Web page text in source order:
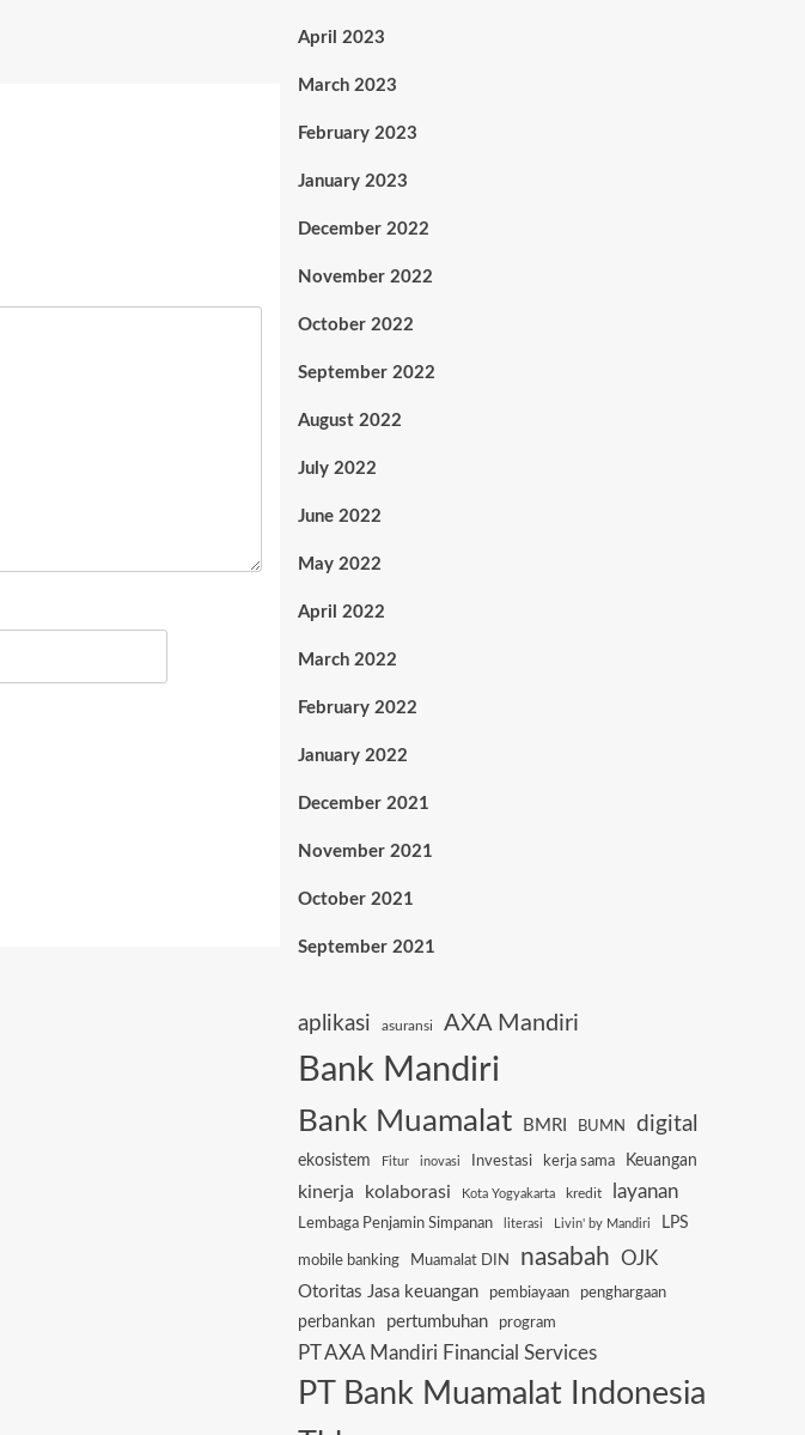
April 2023
March 2023
February 2023
January 2023
December 2022
November 2022
October 2022
September 2022
August 2022
July 2022
June 2022
May 2022
April 2022
March 2022
February 2022
January 2022
December 2021
November 2021
October 2021
September 2021
aplikasi asuransi AXA Mandiri
Bank Mandiri
Bank Muamalat BMRI BUMN digital
ekosistem Fitur inovasi Investasi kerja sama Keuangan
kinerja kolaborasi Kota Yogyakarta kredit layanan
Lembaga Penjamin Simpanan literasi Livin' by Mandiri LPS
mobile banking Muamalat DIN nasabah OJK
Otoritas Jasa keuangan pembiayaan
penghargaan
perbankan
pertumbuhan program
PT AXA Mandiri Financial Services
PT Bank Muamalat Indonesia